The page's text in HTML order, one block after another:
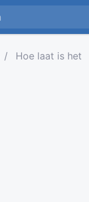
Hoe laat is het